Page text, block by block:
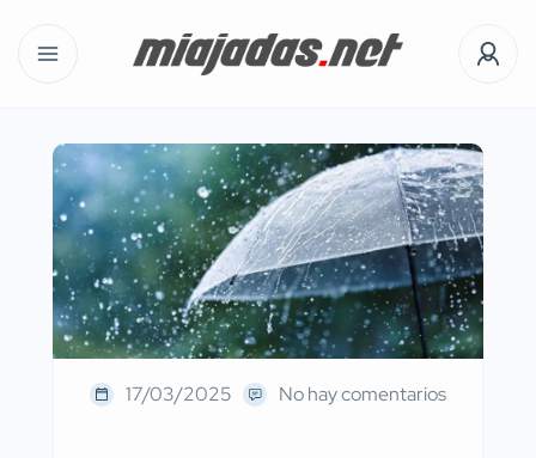
17/03/2025 No hay comentarios